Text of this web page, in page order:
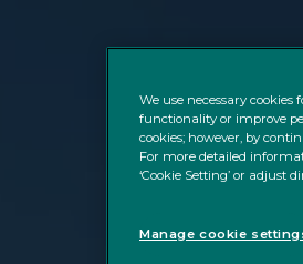
We use necessary
functionality or improve
cookies; however, by
For more detailed
‘Cookie Setting’ or adjust
Manage cookie